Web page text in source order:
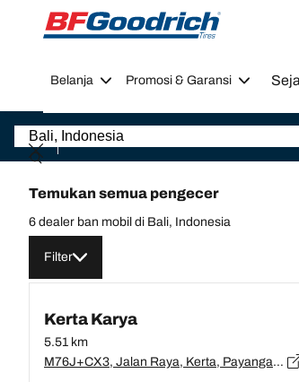
Go to page content
Go to page navigation
Belanja Promosi & Garansi
Temukan semua pengecer
6 dealer ban mobil di Bali, Indonesia
Filter
Kerta Karya
5.51 km
M76J+CX3, Jalan Raya, Kerta, Payangan, Gianyar Regency, Bali 80572, Bali, Gianyar - 80572